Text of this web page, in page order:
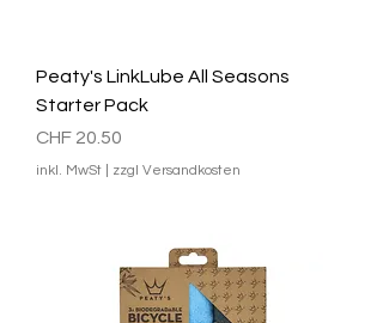
Peaty's LinkLube All Seasons
Starter Pack
Preis
CHF 20.50
inkl. MwSt zzgl Versandkosten